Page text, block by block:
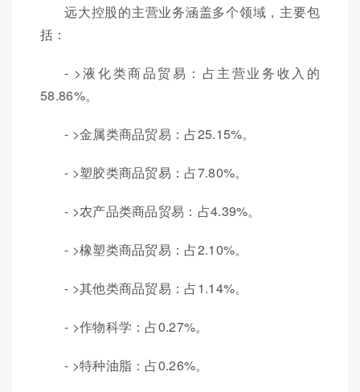
远大控股的主营业务涵盖多个领域，主要包
括：
- >液化类商品贸易：占主营业务收入的
58.86%。
- >金属类商品贸易：占25.15%。
- >塑胶类商品贸易：占7.80%。
- >农产品类商品贸易：占4.39%。
- >橡塑类商品贸易：占2.10%。
- >其他类商品贸易：占1.14%。
- >作物科学：占0.27%。
- >特种油脂：占0.26%。